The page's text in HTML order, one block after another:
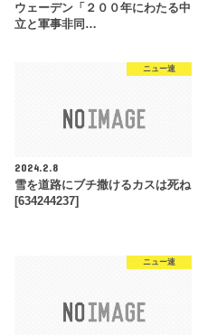
ウェーデン「２００年にわたる中
立と軍事非同…
ニュー速
2024.2.8
雪を道路にブチ撒けるカスは死ね
[634244237]
ニュー速